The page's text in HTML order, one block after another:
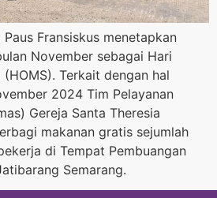
Fransiskus menetapkan
November sebagai Hari
Terkait dengan hal
2024 Tim Pelayanan
Gereja Santa Theresia
makanan gratis sejumlah
di Tempat Pembuangan
Semarang.